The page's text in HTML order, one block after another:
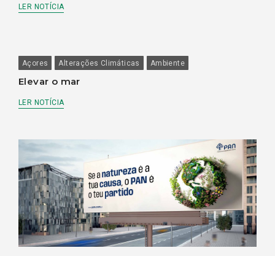
LER NOTÍCIA
Açores Alterações Climáticas Ambiente
Elevar o mar
LER NOTÍCIA